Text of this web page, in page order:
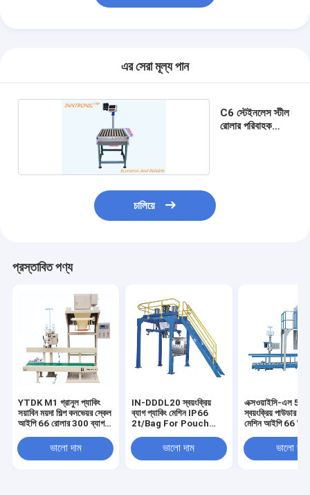
এর সেরা মূল্য পান
C6 স্টেইনলেস স্টীল
রোলার পরিবাহক
চালিয়ে
প্রস্তাবিত পণ্য
YTDK M1 গ্রানুল প্যাকিং
সয়াবিন ময়দা শিল্প কনভেয়র স্কেল
আইপি 66 রোলার 300 ব্যাগ /
ভালো দাম
IN-DDDL20 স্বয়ংক্রিয়
ব্যাগ প্যাকিং মেশিন IP66
2t/Bag For Pouch
feed 0.6m3/min
ভালো দাম
এক্সওয়াইসি-এল 5
স্বয়ংক্রিয় পাউডার
মেশিন আইপি 66
0.2%F.S ভরাট
ভালো দাম